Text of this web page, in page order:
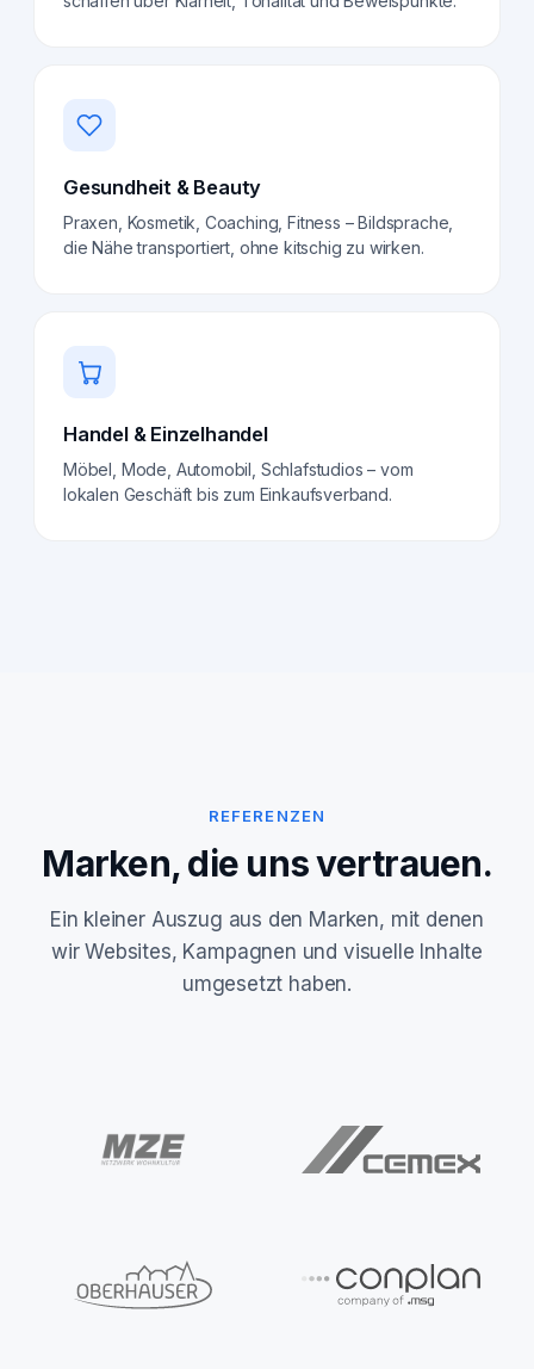
Gesundheit & Beauty
Praxen, Kosmetik, Coaching, Fitness – Bildsprache,
die Nähe transportiert, ohne kitschig zu wirken.
Handel & Einzelhandel
Möbel, Mode, Automobil, Schlafstudios – vom
lokalen Geschäft bis zum Einkaufsverband.
REFERENZEN
Marken, die uns vertrauen.
Ein kleiner Auszug aus den Marken, mit denen
wir Websites, Kampagnen und visuelle Inhalte
umgesetzt haben.